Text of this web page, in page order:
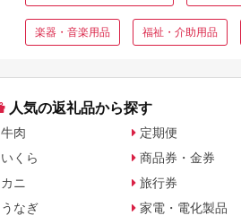
楽器・音楽用品 福祉・介助用品
人気の返礼品から探す
牛肉
いくら
カニ
うなぎ
定期便
商品券・金券
旅行券
家電・電化製品